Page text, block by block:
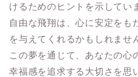
けるためのヒントを示してい
自由な飛翔は、心に安定をも
を与えてくれるかもしれませ
この夢を通じて、あなたの心
幸福感を追求する大切さを思